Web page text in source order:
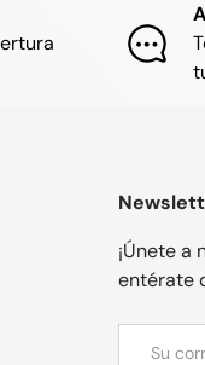
¡Únete a
entérate